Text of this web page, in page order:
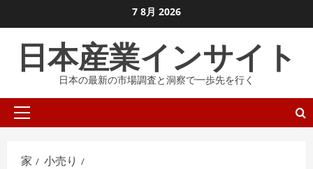
ン
に
7 8月 2026
日本産業インサイト
日本の最新の市場調査と洞察で一歩先を行く
プ
イ
家
小売り